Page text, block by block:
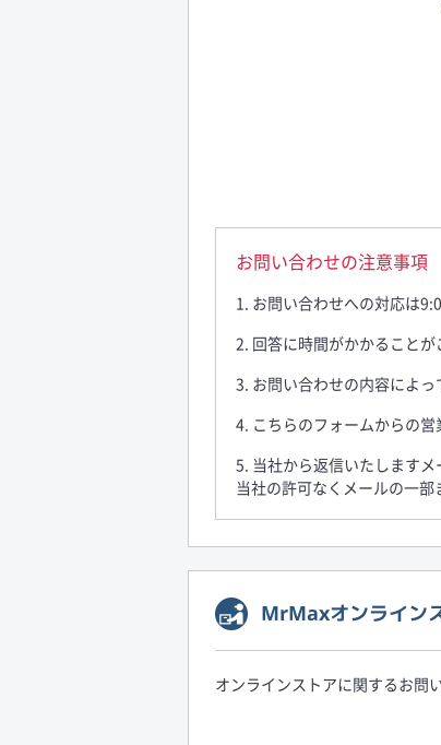
お問い合わせの注意事項
1. お問い合わせへの対応は
2. 回答に時間がかかること
3. お問い合わせの内容によっ
4. こちらのフォームからの営
5. 当社から返信いたします
当社の許可なくメールの一
MrMaxオンライン
オンラインストアに関するお問